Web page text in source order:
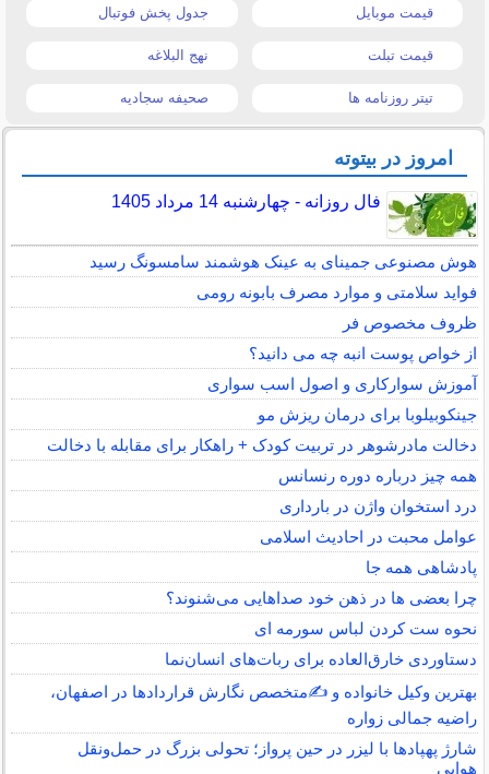
قیمت موبایل جدول پخش فوتبال
قیمت تبلت نهج البلاغه
تیتر روزنامه ها صحیفه سجادیه
امروز در بیتوته
فال روزانه - چهارشنبه 14 مرداد 1405
هوش مصنوعی جمینای به عینک هوشمند سامسونگ رسید
فواید سلامتی و موارد مصرف بابونه رومی
ظروف مخصوص فر
از خواص پوست انبه چه می دانید؟
آموزش سوارکاری و اصول اسب سواری
جینکوبیلوبا برای درمان ریزش مو
دخالت مادرشوهر در تربیت کودک + راهکار برای مقابله با دخالت
همه چیز درباره دوره رنسانس
درد استخوان واژن در بارداری
عوامل محبت در احادیث اسلامى
پادشاهی همه جا
چرا بعضی ها در ذهن خود صداهایی می‌شنوند؟
نحوه ست کردن لباس سورمه ای
دستاوردی خارق‌العاده برای ربات‌های انسان‌نما
بهترین وکیل خانواده و ✍️متخصص نگارش قراردادها در اصفهان،
راضیه جمالی زواره
شارژ پهپادها با لیزر در حین پرواز؛ تحولی بزرگ در حمل‌ونقل
هوایی